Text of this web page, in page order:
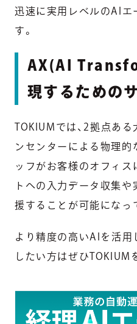
迅速に実用レベルのAIエ
す。
AX(AI
現するための
TOKIUMでは、2拠点あ
ンセンターによる物理的
ッフがお客様のオフィス
トへの入力データ収集や
援することが可能になっ
より精度の高いAIを活用
したい方はぜひTOKIUM